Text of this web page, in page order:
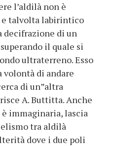
l’aldilà non è
talvolta labirintico
decifrazione di un
il quale si
ultraterreno. Esso
volontà di andare
di un”altra
A. Buttitta. Anche
è immaginaria, lascia
tra aldilà
dove i due poli